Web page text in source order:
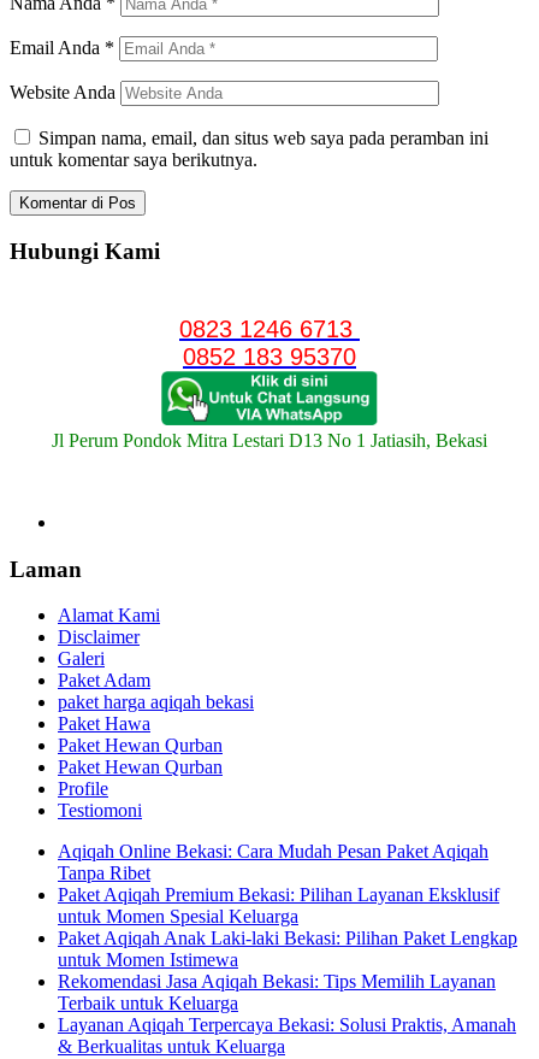
Email Anda *
Website Anda
Simpan nama, email, dan situs web saya pada peramban ini
untuk komentar saya berikutnya.
Hubungi Kami
0823 1246 6713
0852 183 95370
Jl Perum Pondok Mitra Lestari D13 No 1 Jatiasih, Bekasi
Laman
Alamat Kami
Disclaimer
Galeri
Paket Adam
paket harga aqiqah bekasi
Paket Hawa
Paket Hewan Qurban
Paket Hewan Qurban
Profile
Testiomoni
Aqiqah Online Bekasi: Cara Mudah Pesan Paket Aqiqah
Tanpa Ribet
Paket Aqiqah Premium Bekasi: Pilihan Layanan Eksklusif
untuk Momen Spesial Keluarga
Paket Aqiqah Anak Laki-laki Bekasi: Pilihan Paket Lengkap
untuk Momen Istimewa
Rekomendasi Jasa Aqiqah Bekasi: Tips Memilih Layanan
Terbaik untuk Keluarga
Layanan Aqiqah Terpercaya Bekasi: Solusi Praktis, Amanah
& Berkualitas untuk Keluarga